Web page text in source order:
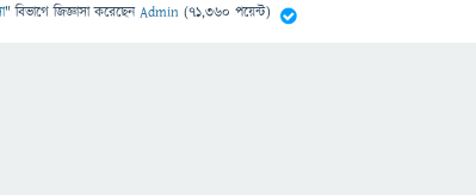
" বিভাগে জিজ্ঞাসাকরেছেনAdmin (71,360 পয়েন্ট)